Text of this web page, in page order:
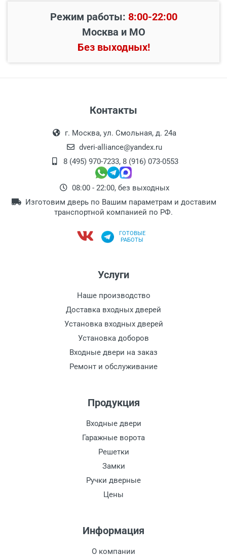
Режим работы: 8:00-22:00
Москва и МО
Без выходных!
Контакты
г. Москва, ул. Смольная, д. 24а
dveri-alliance@yandex.ru
8 (495) 970-7233, 8 (916) 073-0553
08:00 - 22:00, без выходных
Изготовим дверь по Вашим параметрам и доставим
транспортной компанией по РФ.
ГОТОВЫЕ
РАБОТЫ
Услуги
Наше производство
Доставка входных дверей
Установка входных дверей
Установка доборов
Входные двери на заказ
Ремонт и обслуживание
Продукция
Входные двери
Гаражные ворота
Решетки
Замки
Ручки дверные
Цены
Информация
О компании